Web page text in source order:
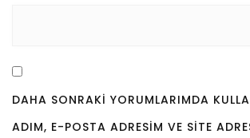
DAHA SONRAKI YORUMLARIMDA
ADIM, E-POSTA ADRESIM VE SITE